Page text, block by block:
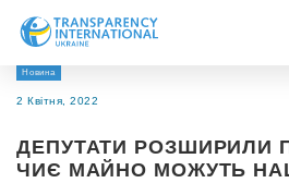
Про нас
Дослідження
Новина
2 Квітня, 2022
ДЕПУТАТИ РОЗШИРИЛИ
ЧИЄ МАЙНО МОЖУТЬ